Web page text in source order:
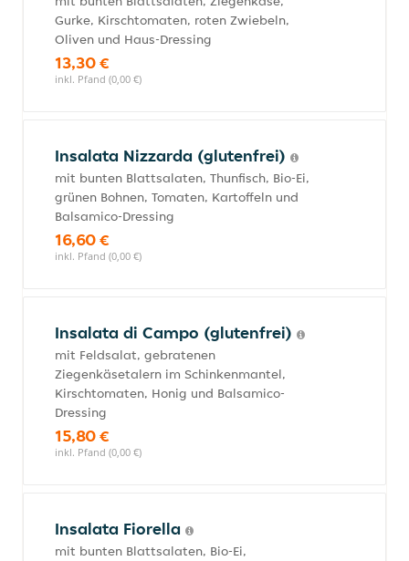
Gurke, Kirschtomaten, roten Zwiebeln,
Oliven und Haus-Dressing
13,30 €
inkl. Pfand (0,00 €)
Insalata Nizzarda (glutenfrei)
mit bunten Blattsalaten, Thunfisch, Bio-Ei,
grünen Bohnen, Tomaten, Kartoffeln und
Balsamico-Dressing
16,60 €
inkl. Pfand (0,00 €)
Insalata di Campo (glutenfrei)
mit Feldsalat, gebratenen
Ziegenkäsetalern im Schinkenmantel,
Kirschtomaten, Honig und Balsamico-
Dressing
15,80 €
inkl. Pfand (0,00 €)
Insalata Fiorella
mit bunten Blattsalaten, Bio-Ei,